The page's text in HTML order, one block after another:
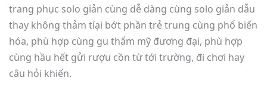
trang phục solo giản cùng dễ dàng cùng solo giản dẫu
thay không thảm tíại bớt phần trẻ trung cùng phổ biến
hóa, phù hợp cùng gu thẩm mỹ đương đại, phù hợp
cùng hầu hết gửi rượu cồn từ tới trường, đi chơi hay
câu hỏi khiến.